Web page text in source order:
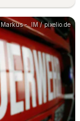
- .IM / pixelio.de